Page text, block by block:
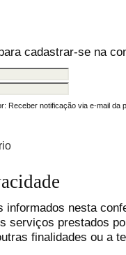
cadastrar-se na
: Receber notificação via e-mail da
informados nesta
serviços prestados
finalidades ou a